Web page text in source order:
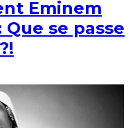
Eminem
Que se passe